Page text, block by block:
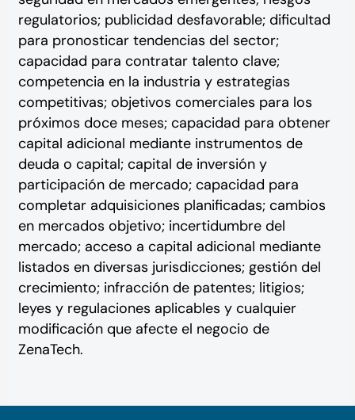
regulatorios; publicidad desfavorable; dificultad
para pronosticar tendencias del sector;
capacidad para contratar talento clave;
competencia en la industria y estrategias
competitivas; objetivos comerciales para los
próximos doce meses; capacidad para obtener
capital adicional mediante instrumentos de
deuda o capital; capital de inversión y
participación de mercado; capacidad para
completar adquisiciones planificadas; cambios
en mercados objetivo; incertidumbre del
mercado; acceso a capital adicional mediante
listados en diversas jurisdicciones; gestión del
crecimiento; infracción de patentes; litigios;
leyes y regulaciones aplicables y cualquier
modificación que afecte el negocio de
ZenaTech.